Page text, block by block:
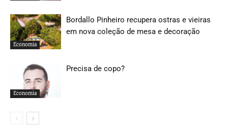
Economia
Bordallo Pinheiro recupera ostras e vieiras
em nova coleção de mesa e decoração
Economia
Precisa de copo?